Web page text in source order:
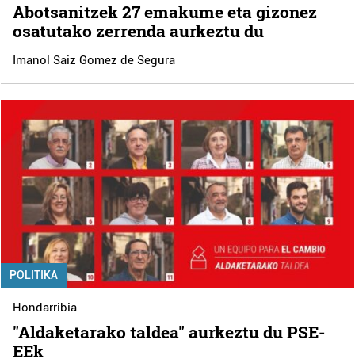
Abotsanitzek 27 emakume eta gizonez
osatutako zerrenda aurkeztu du
Imanol Saiz Gomez de Segura
POLITIKA
Hondarribia
"Aldaketarako taldea" aurkeztu du PSE-
EEk